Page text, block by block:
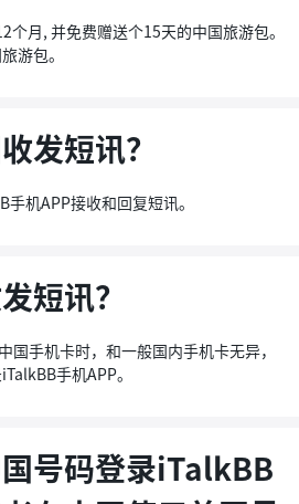
个月, 并免费赠送个15天的中国旅游包。
游包。
发短讯？
机APP接收和回复短讯。
短讯？
国手机卡时，和一般国内手机卡无异，
手机APP。
号码登录iTalkBB